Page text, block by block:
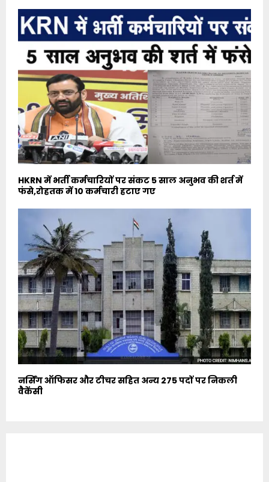
HKRN में भर्ती कर्मचारियों पर संकट 5 साल अनुभव की शर्त में
फंसे,रोहतक में 10 कर्मचारी हटाए गए
नर्सिंग ऑफिसर और टीचर सहित अन्य 275 पदों पर निकली
वैकेंसी